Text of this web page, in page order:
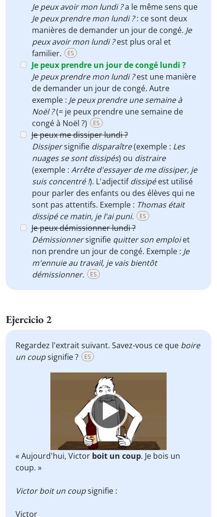
Je peux avoir mon lundi ?a le même sens que
Je peux prendre mon lundi ?: ce sont deux
manières de demander un jour de congé. Je
peux avoir mon lundi ?est plus oral et
familier.
ES
Je peux prendre un jour de congé lundi ?
Je peux prendre mon lundi ?est une manière
de demander un jour de congé. Autre
exemple : Je peux prendre une semaine à
Noël ?(= je peux prendre une semaine de
congé à Noël ?)
ES
Je peux me dissiper lundi ?
Dissipersignifie disparaître(exemple : Les
nuages se sont dissipés) ou distraire
(exemple : Arrête d'essayer de me dissiper, je
suis concentré !). L'adjectifdissipéest utilisé
pour parler des enfants ou des élèves qui ne
sont pas attentifs. Exemple : Thomas était
dissipé ce matin, je l'ai puni.
ES
Je peux démissionner lundi ?
Démissionnersignifie quitter son emploiet
non prendre un jour de congé. Exemple : Je
m'ennuie au travail, je vais bientôt
démissionner.
ES
Ejercicio 2
Regardez l'extrait suivant. Savez-vous ce que boire
un coupsignifie ? ES
« Aujourd'hui, Victor boit un coup. Je bois un
coup. »
Victor boit un coupsignifie :
Victor